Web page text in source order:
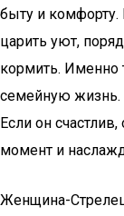
быту и комфорту.
царить уют,
кормить. Именно
семейную жизнь.
Если он
момент и
Женщина-Стрелец